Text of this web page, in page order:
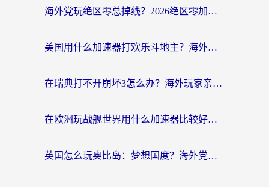
海外党玩绝区零总掉线？2026绝区零加速器推荐+跨平台国服游戏加速攻略
美国用什么加速器打欢乐斗地主？海外党亲测有效的国服游戏加速指南
在瑞典打不开崩坏3怎么办？海外玩家亲测有效的国服游戏加速指南
在欧洲玩战舰世界用什么加速器比较好用？老玩家亲测有效的低延迟方案
英国怎么玩奥比岛：梦想国度？海外党不卡攻略+加速器选择秘籍